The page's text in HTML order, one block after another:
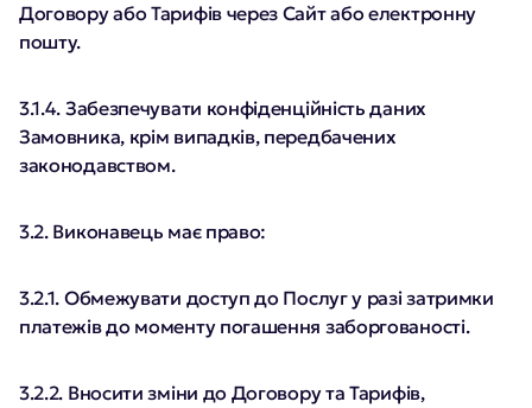
Договору або Тарифів через Сайт або електронну
пошту.
3.1.4. Забезпечувати конфіденційність даних
Замовника, крім випадків, передбачених
законодавством.
3.2. Виконавець має право:
3.2.1. Обмежувати доступ до Послуг у разі затримки
платежів до моменту погашення заборгованості.
3.2.2. Вносити зміни до Договору та Тарифів,